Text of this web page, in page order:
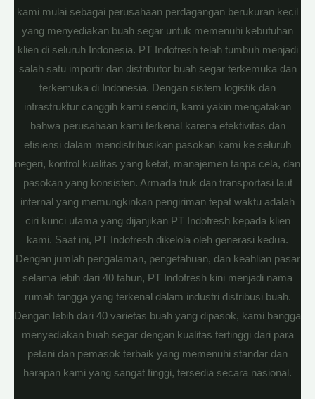
kami mulai sebagai perusahaan perdagangan berukuran kecil
yang menyediakan buah segar untuk memenuhi kebutuhan
klien di seluruh Indonesia. PT Indofresh telah tumbuh menjadi
salah satu importir dan distributor buah segar terkemuka dan
terkemuka di Indonesia. Dengan sistem logistik dan
infrastruktur canggih kami sendiri, kami yakin mengatakan
bahwa perusahaan kami terkenal karena efektivitas dan
efisiensi dalam mendistribusikan pasokan kami ke seluruh
negeri, kontrol kualitas yang ketat, manajemen tanpa cela, dan
pasokan yang konsisten. Armada truk dan transportasi laut
internal yang memungkinkan pengiriman tepat waktu adalah
ciri kunci utama yang dijanjikan PT Indofresh kepada klien
kami. Saat ini, PT Indofresh dikelola oleh generasi kedua.
Dengan jumlah pengalaman, pengetahuan, dan keahlian pasar
selama lebih dari 40 tahun, PT Indofresh kini menjadi nama
rumah tangga yang terkenal dalam industri distribusi buah.
Dengan lebih dari 40 varietas buah yang dipasok, kami bangga
menyediakan buah segar dengan kualitas tertinggi dari para
petani dan pemasok terbaik yang memenuhi standar dan
harapan kami yang sangat tinggi, tersedia secara nasional.